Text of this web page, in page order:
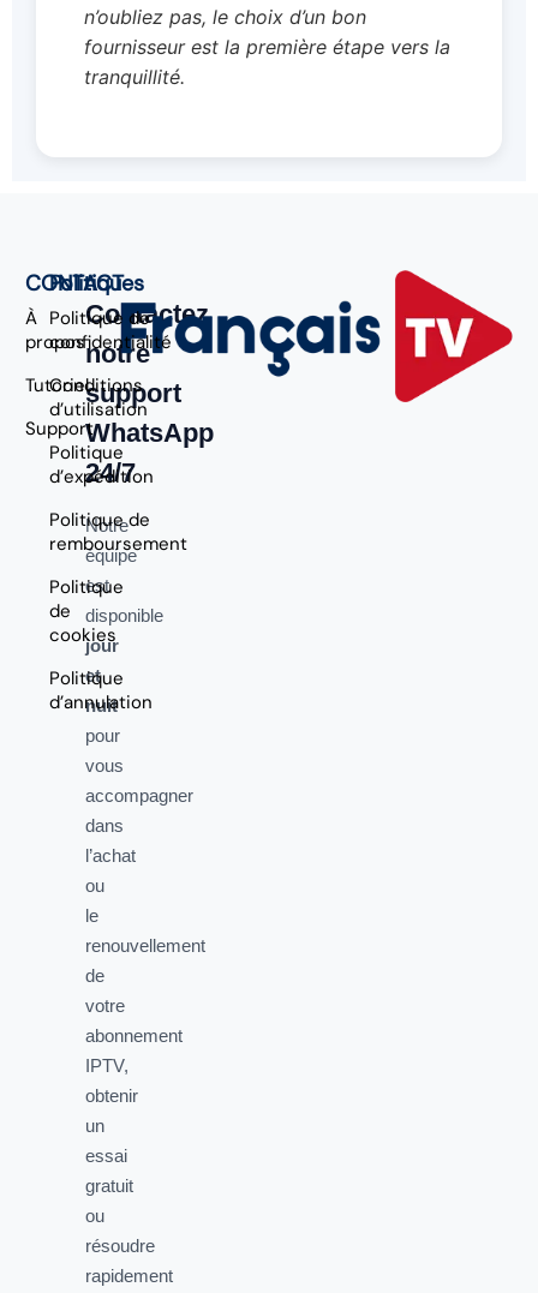
n’oubliez pas, le choix d’un bon
fournisseur est la première étape vers la
tranquillité.
CONTACT
À
propos
Tutoriel
Support
Politiques
Politique de
confidentialité
Conditions
d’utilisation
Politique
d’expédition
Politique de
remboursement
Politique
de
cookies
Politique
d’annulation
Contactez
notre
support
WhatsApp
24/7
Notre
équipe
est
disponible
jour
et
nuit
pour
vous
accompagner
dans
l’achat
ou
le
renouvellement
de
votre
abonnement
IPTV,
obtenir
un
essai
gratuit
ou
résoudre
rapidement